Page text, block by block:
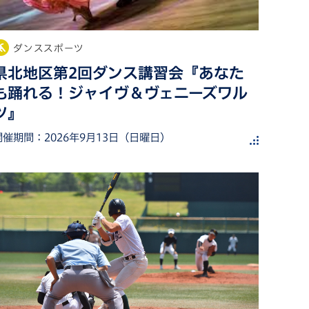
ダンススポーツ
北地区第2回ダンス講習会『あなた
踊れる！ジャイヴ＆ヴェニーズワル
』
催期間： 2026年9月13日（日曜日）